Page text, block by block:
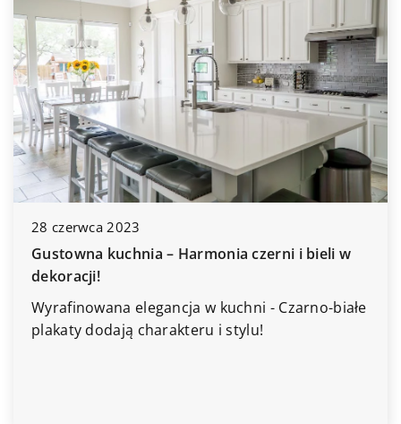
– Harmonia czerni i bieli w
elegancja w kuchni - Czarno-białe
charakteru i stylu!
Odkryj